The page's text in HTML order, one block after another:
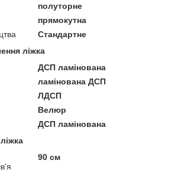
полуторне
прямокутна
Стандартне
ліжка
ДСП ламінована
ламінована ДСП
ЛДСП
Велюр
ДСП ламінована
90 см